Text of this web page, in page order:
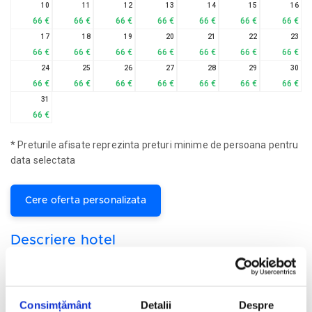
Consimțământ Detalii Despre
10
66 €
11
66 €
12
66 €
13
66 €
14
66 €
15
66 €
16
66 €
17
66 €
18
66 €
19
66 €
20
66 €
21
66 €
22
66 €
23
66 €
24
66 €
25
66 €
26
66 €
27
66 €
28
66 €
29
66 €
30
66 €
31
66 €
* Preturile afisate reprezinta preturi minime de persoana pentru
data selectata
Cere oferta personalizata
Descriere hotel
se află în centrul
orașului Pattaya, la doar 3 minute de plaja cu nisip auriu Pattaya,
centrul comercial Central Festival Pattaya Beach, unde oaspeţii